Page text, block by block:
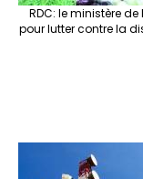
RDC: le ministère
pour lutter contre la